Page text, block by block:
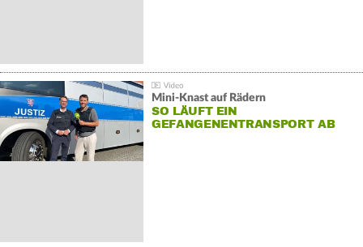
Mini-Knast auf Rädern
SO LÄUFT EIN
GEFANGENENTRANSPORT AB